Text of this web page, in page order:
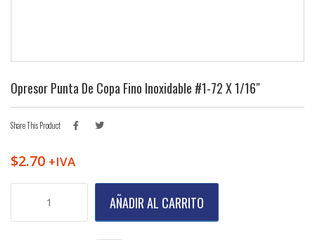
Opresor Punta De Copa Fino Inoxidable #1-72 X 1/16″
Share This Product
$2.70 +IVA
AÑADIR AL CARRITO